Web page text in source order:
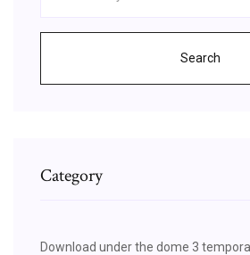
Search
Category
Download under the dome 3